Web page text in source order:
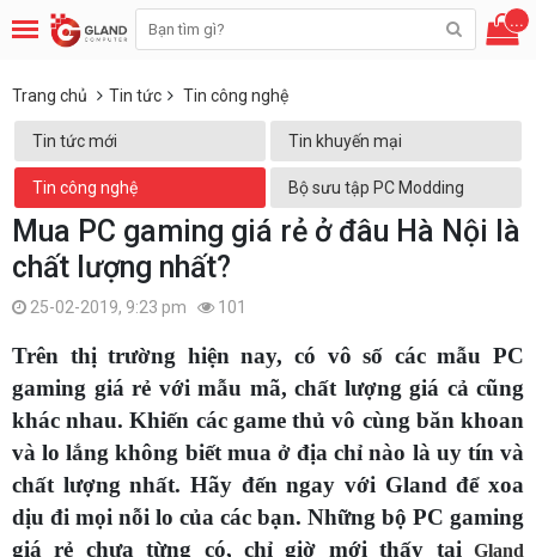
...
Trang chủ Tin tức Tin công nghệ
Tin tức mới Tin khuyến mại
Tin công nghệ Bộ sưu tập PC Modding
Mua PC gaming giá rẻ ở đâu Hà Nội là
chất lượng nhất?
25-02-2019, 9:23 pm 101
Trên thị trường hiện nay, có vô số các mẫu PC
gaming giá rẻ với mẫu mã, chất lượng giá cả cũng
khác nhau. Khiến các game thủ vô cùng băn khoan
và lo lắng không biết mua ở địa chỉ nào là uy tín và
chất lượng nhất. Hãy đến ngay với Gland để xoa
dịu đi mọi nỗi lo của các bạn. Những bộ PC gaming
giá rẻ chưa từng có, chỉ giờ mới thấy tại
Gland